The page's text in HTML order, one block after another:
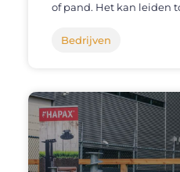
of pand. Het kan leiden
Bedrijven